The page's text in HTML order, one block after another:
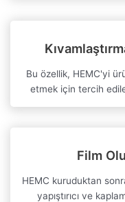
Bu özellik, HEMC'yi
etmek için tercih
Film
HEMC kuruduktan
yapıştırıcı ve